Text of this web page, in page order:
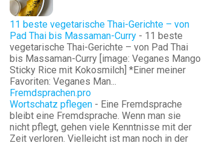
11 beste vegetarische Thai-Gerichte – von
Pad Thai bis Massaman-Curry - 11 beste
vegetarische Thai-Gerichte – von Pad Thai
bis Massaman-Curry [image: Veganes Mango
Sticky Rice mit Kokosmilch] *Einer meiner
Favoriten: Veganes Man...
Fremdsprachen.pro
Wortschatz pflegen - Eine Fremdsprache
bleibt eine Fremdsprache. Wenn man sie
nicht pflegt, gehen viele Kenntnisse mit der
Zeit verloren. Vielleicht ist man noch in der